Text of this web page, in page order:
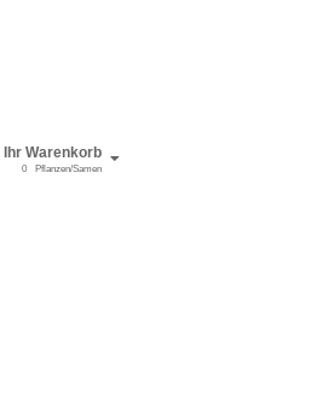
Ihr Warenkorb
Pflanzen/Samen
0